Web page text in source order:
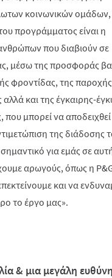
κοινωνικών ομάδων,
προγράμματος είναι η
που διαβιούν σε
, μέσω της προσφοράς
φροντίδας, της παροχής
αλλά και της έγκαιρης-
μπορεί να αποδειχθεί
της διάδοσης
σημαντικό για εμάς σε
αρωγούς, όπως η P&
και να
το έργο μας».
& μια μεγάλη ευθύνη